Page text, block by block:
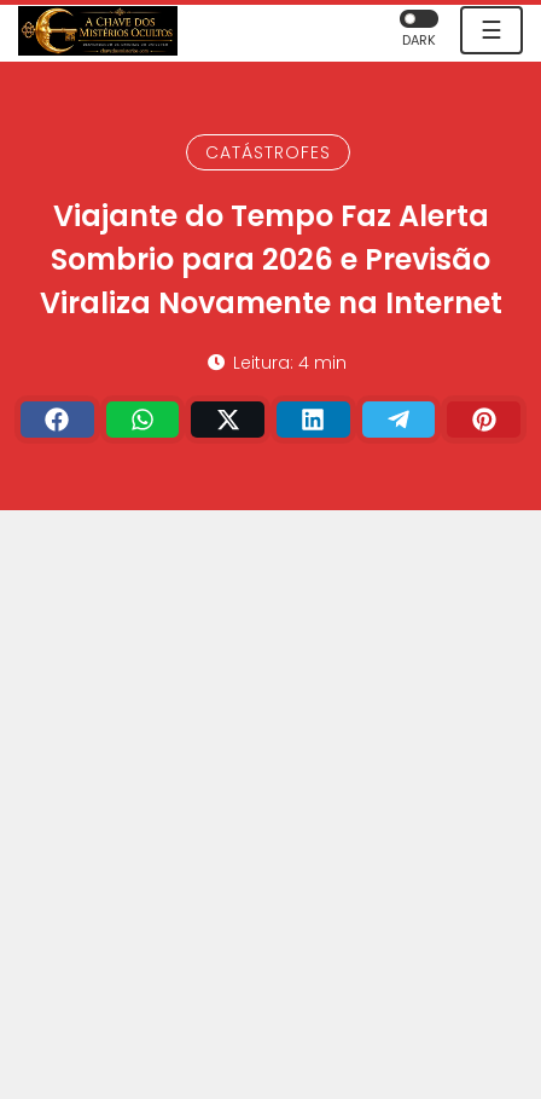
☰
DARK
CATÁSTROFES
Viajante do Tempo Faz Alerta
Sombrio para 2026 e Previsão
Viraliza Novamente na Internet
Leitura: 4 min